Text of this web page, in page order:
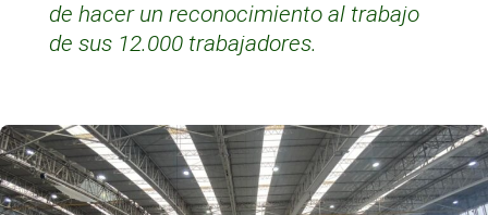
de hacer un reconocimiento al trabajo
de sus 12.000 trabajadores.